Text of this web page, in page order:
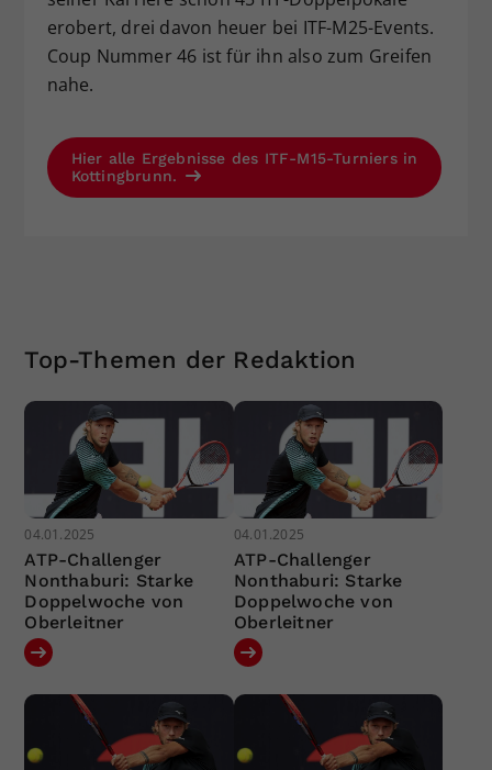
erobert, drei davon heuer bei ITF-M25-Events.
Coup Nummer 46 ist für ihn also zum Greifen
nahe.
Hier alle Ergebnisse des ITF-M15-Turniers in
Kottingbrunn.
Top-Themen der Redaktion
04.01.2025
ATP-Challenger
Nonthaburi: Starke
Doppelwoche von
Oberleitner
04.01.2025
ATP-Challenger
Nonthaburi: Starke
Doppelwoche von
Oberleitner